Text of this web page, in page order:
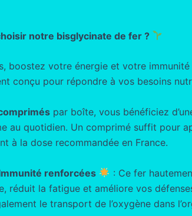
notre bisglycinate de fer ?
boostez votre énergie et votre
conçu pour répondre à vos besoins
par boîte, vous bénéficiez
au quotidien. Un comprimé suffit pour
à la dose recommandée en France.
renforcées
: Ce fer
réduit la fatigue et améliore vos
le transport de l’oxygène dans